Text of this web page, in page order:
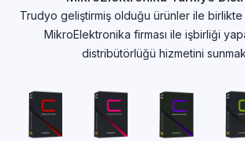
Trudyo geliştirmiş olduğu ürünler ile birlikte
MikroElektronika firması ile işbirliği
distribütörlüğü hizmetini